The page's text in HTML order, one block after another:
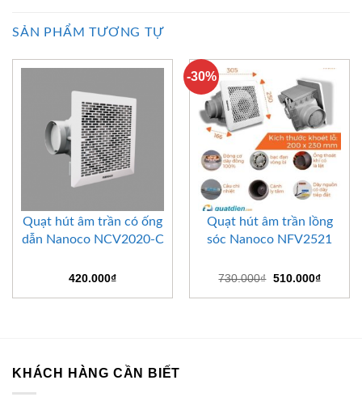
SẢN PHẨM TƯƠNG TỰ
Quạt hút âm trần có ống
dẫn Nanoco NCV2020-C
420.000₫
-30%
Quạt hút âm trần lồng
sóc Nanoco NFV2521
730.000₫ Giá
là:
510.000₫Giá
tại
KHÁCH HÀNG CẦN BIẾT